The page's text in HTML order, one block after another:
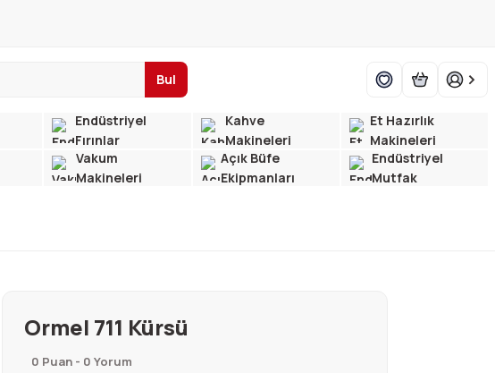
Bul
Endüstriyel
Fırınlar
Kahve
Makineleri
Et Hazırlık
Makineleri
Vakum
Makineleri
Açık Büfe
Ekipmanları
Endüstriyel
Mutfak
Ormel 711 Kürsü
0 Puan - 0 Yorum